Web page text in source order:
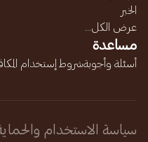
الخبر
عرض الكل...
مساعدة
أسئلة وأجوبةشروط إستخدام
سياسة الاستخدام